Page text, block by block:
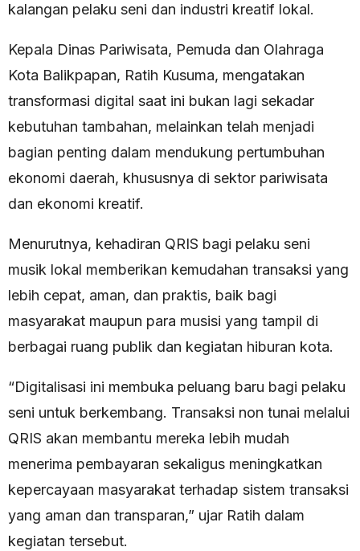
kalangan pelaku seni dan industri kreatif lokal.
Kepala Dinas Pariwisata, Pemuda dan Olahraga
Kota Balikpapan, Ratih Kusuma, mengatakan
transformasi digital saat ini bukan lagi sekadar
kebutuhan tambahan, melainkan telah menjadi
bagian penting dalam mendukung pertumbuhan
ekonomi daerah, khususnya di sektor pariwisata
dan ekonomi kreatif.
Menurutnya, kehadiran QRIS bagi pelaku seni
musik lokal memberikan kemudahan transaksi yang
lebih cepat, aman, dan praktis, baik bagi
masyarakat maupun para musisi yang tampil di
berbagai ruang publik dan kegiatan hiburan kota.
“Digitalisasi ini membuka peluang baru bagi pelaku
seni untuk berkembang. Transaksi non tunai melalui
QRIS akan membantu mereka lebih mudah
menerima pembayaran sekaligus meningkatkan
kepercayaan masyarakat terhadap sistem transaksi
yang aman dan transparan,” ujar Ratih dalam
kegiatan tersebut.